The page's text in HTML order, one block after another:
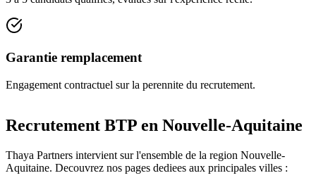
Garantie remplacement
Engagement contractuel sur la perennite du recrutement.
Recrutement BTP en Nouvelle-Aquitaine
Thaya Partners intervient sur l'ensemble de la region Nouvelle-
Aquitaine. Decouvrez nos pages dediees aux principales villes :